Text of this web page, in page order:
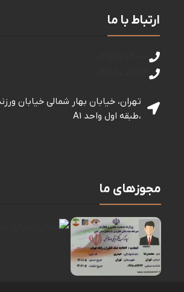
ارتباط با ما
،طبقه اول واحد A1
مجوزهای ما